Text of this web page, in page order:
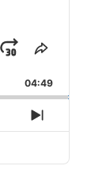
Jump
Forward
Share
Episode
04:49
Next
Episode